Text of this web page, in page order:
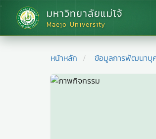
มหาวิทยาลัยแม่โจ้
Maejo University
หน้าหลัก ข้อมูลการพัฒนาบุ